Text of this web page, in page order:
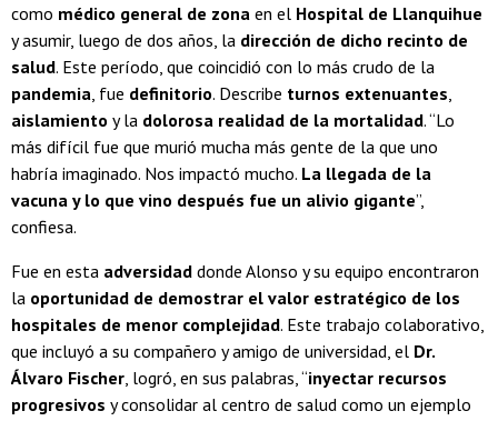
como médico general de zona en el Hospital de Llanquihue
y asumir, luego de dos años, la dirección de dicho recinto de
salud. Este período, que coincidió con lo más crudo de la
pandemia, fue definitorio. Describe turnos extenuantes,
aislamiento y la dolorosa realidad de la mortalidad. “Lo
más difícil fue que murió mucha más gente de la que uno
habría imaginado. Nos impactó mucho. La llegada de la
vacuna y lo que vino después fue un alivio gigante”,
confiesa.
Fue en esta adversidad donde Alonso y su equipo encontraron
la oportunidad de demostrar el valor estratégico de los
hospitales de menor complejidad. Este trabajo colaborativo,
que incluyó a su compañero y amigo de universidad, el Dr.
Álvaro Fischer, logró, en sus palabras, “inyectar recursos
progresivos y consolidar al centro de salud como un ejemplo